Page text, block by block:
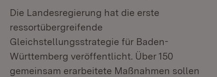
Die Landesregierung hat die erste
ressortübergreifende
Gleichstellungsstrategie für Baden-
Württemberg veröffentlicht. Über 150
gemeinsam erarbeitete Maßnahmen sollen